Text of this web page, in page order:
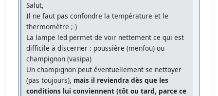
Salut,
Il ne faut pas confondre la température et le
thermomètre ;-)
La lampe led permet de voir nettement ce qui est
difficile à discerner : poussière (menfou) ou
champignon (vasipa)
Un champignon peut éventuellement se nettoyer
(pas toujours), mais il reviendra dès que les
conditions lui conviennent (tôt ou tard, parce ce